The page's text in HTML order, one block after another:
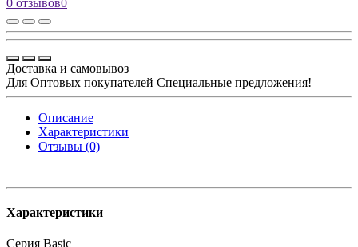
Доставка и самовывоз
Для Оптовых покупателей Специальные предложения!
Описание
Характеристики
Отзывы (0)
Характеристики
Серия Basic